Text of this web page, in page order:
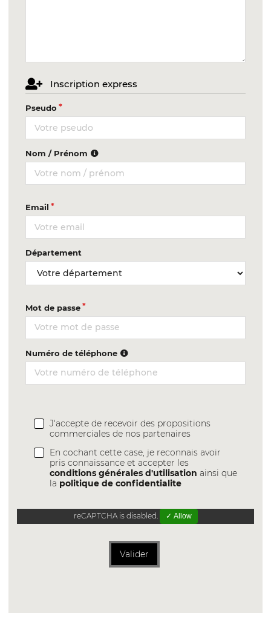
Inscription express
Pseudo
Nom / Prénom
Email
Département
Mot de passe
Numéro de téléphone
J'accepte de recevoir des propositions
commerciales de nos partenaires
En cochant cette case, je reconnais avoir
pris connaissance et accepter les
conditions générales d'utilisation ainsi que
la politique de confidentialite
reCAPTCHA is disabled. ✓ Allow
Valider